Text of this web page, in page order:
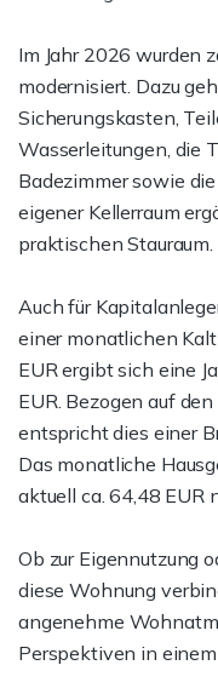
Im Jahr 2026 wurden
modernisiert. Dazu
Sicherungskasten,
Wasserleitungen, die
Badezimmer sowie
eigener Kellerraum
praktischen Stauraum.
Auch für
einer monatlichen
EUR ergibt sich eine
EUR. Bezogen auf
entspricht dies einer
Das monatliche
aktuell ca. 64,48 EUR
Ob zur Eigennutzung
diese Wohnung
angenehme
Perspektiven in